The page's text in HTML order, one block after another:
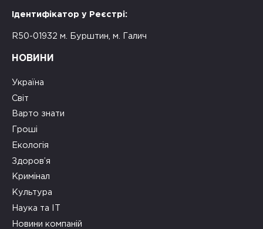
Ідентифікатор у Реєстрі:
R50-01932 м. Бурштин, м. Галич
НОВИНИ
Україна
Світ
Варто знати
Гроші
Екологія
Здоров’я
Кримінал
Культура
Наука та ІТ
Новини компаній